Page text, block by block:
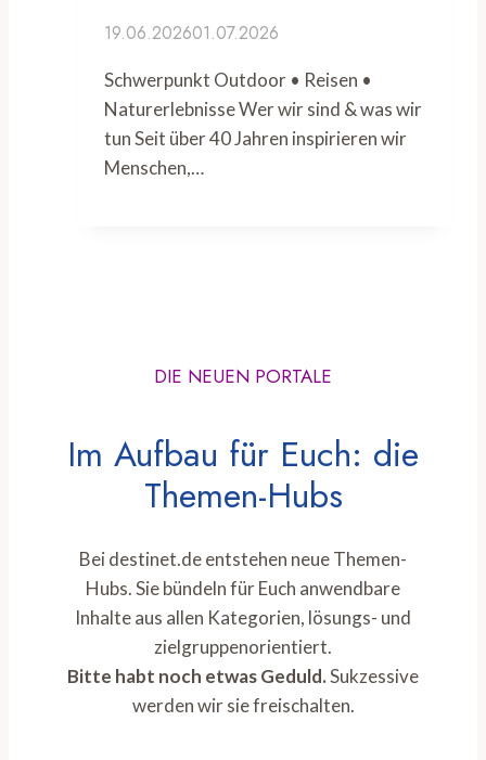
19.06.202601.07.2026
Schwerpunkt Outdoor • Reisen •
Naturerlebnisse Wer wir sind & was wir
tun Seit über 40 Jahren inspirieren wir
Menschen,…
DIE NEUEN PORTALE
Im Aufbau für Euch: die
Themen-Hubs
Bei destinet.de entstehen neue Themen-
Hubs. Sie bündeln für Euch anwendbare
Inhalte aus allen Kategorien, lösungs- und
zielgruppenorientiert.
Bitte habt noch etwas Geduld.Sukzessive
werden wir sie freischalten.